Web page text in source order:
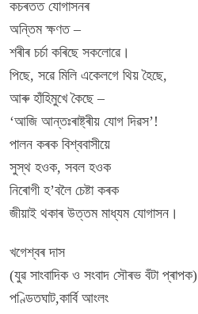
কচৰতত যোগাসনৰ
অন্তিম ক্ষণত –
শৰীৰ চৰ্চা কৰিছে সকলোৱে।
পিছে, সৱে মিলি একেলগে থিয় হৈছে,
আৰু হাঁহিমুখে কৈছে –
‘আজি আন্তঃৰাষ্ট্ৰীয় যোগ দিৱস’!
পালন কৰক বিশ্ববাসীয়ে
সুস্থ হওক, সবল হওক
নিৰোগী হ’বলৈ চেষ্টা কৰক
জীয়াই থকাৰ উত্তম মাধ্যম যোগাসন।
খগেশ্বৰ দাস
(যুৱ সাংবাদিক ও সংবাদ সৌৰভ বঁটা প্ৰাপক)
পণ্ডিতঘাট,কাৰ্বি আংলং